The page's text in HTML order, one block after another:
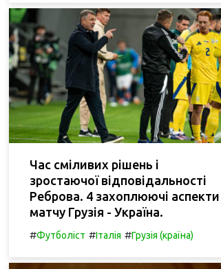
Час сміливих рішень і
зростаючої відповідальності
Реброва. 4 захоплюючі аспекти
матчу Грузія - Україна.
#Футболіст #Італія #Грузія (країна)